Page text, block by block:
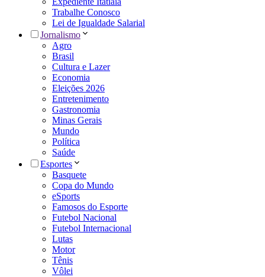
Trabalhe Conosco
Lei de Igualdade Salarial
Jornalismo
Agro
Brasil
Cultura e Lazer
Economia
Eleições 2026
Entretenimento
Gastronomia
Minas Gerais
Mundo
Política
Saúde
Esportes
Basquete
Copa do Mundo
eSports
Famosos do Esporte
Futebol Nacional
Futebol Internacional
Lutas
Motor
Tênis
Vôlei